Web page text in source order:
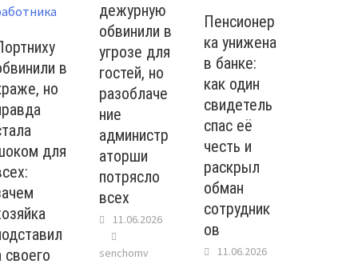
в
но
для
своего
дежурную
обвинили в
угрозе для
гостей, но
разоблаче
ние
администр
аторши
потрясло
всех
11.06.2026
senchomv
Пенсионер
ка унижена
в банке:
как один
свидетель
спас её
честь и
раскрыл
обман
сотрудник
ов
11.06.2026